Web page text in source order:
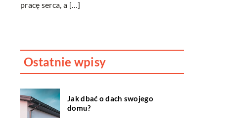
pracę serca, a […]
Ostatnie wpisy
Jak dbać o dach swojego
domu?